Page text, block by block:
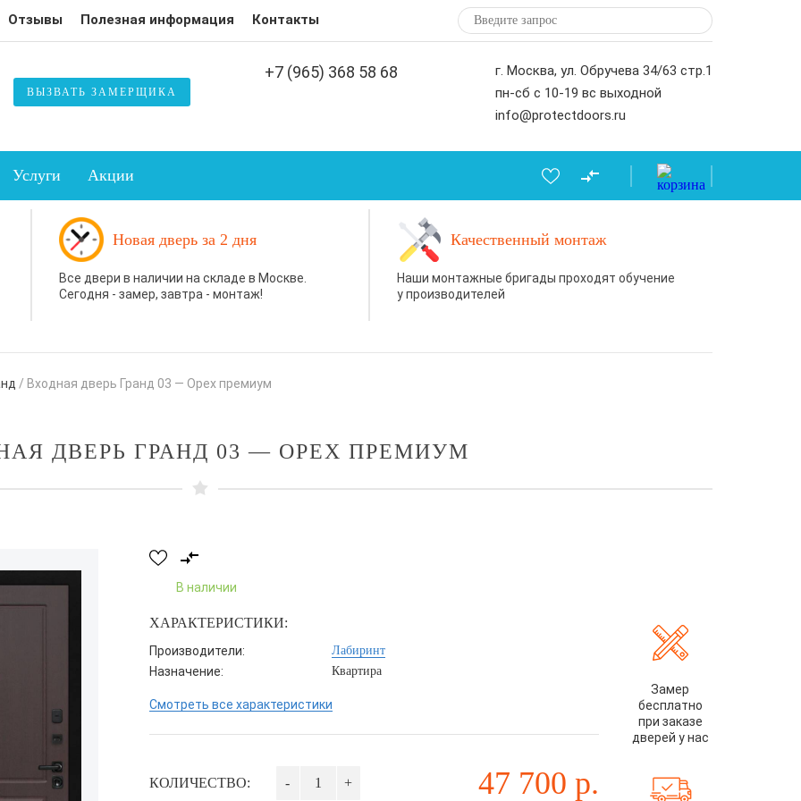
Отзывы Полезная информация Контакты
ВЫЗВАТЬ ЗАМЕРЩИКА
+7 (965) 368 58 68
г. Москва, ул. Обручева 34/63 стр.1
пн-сб с 10-19 вс выходной
info@protectdoors.ru
Услуги Акции
Новая дверь за 2 дня
Все двери в наличии на складе в Москве.
Сегодня - замер, завтра - монтаж!
Качественный монтаж
Наши монтажные бригады проходят обучение
у производителей
/ Входная дверь Гранд 03 — Орех премиум
ДВЕРЬ ГРАНД 03 — ОРЕХ ПРЕМИУМ
В наличии
ХАРАКТЕРИСТИКИ:
Производители: Лабиринт
Назначение: Квартира
Смотреть все характеристики
КОЛИЧЕСТВО: - + 47 700 р.
Замер
бесплатно
при заказе
дверей у нас